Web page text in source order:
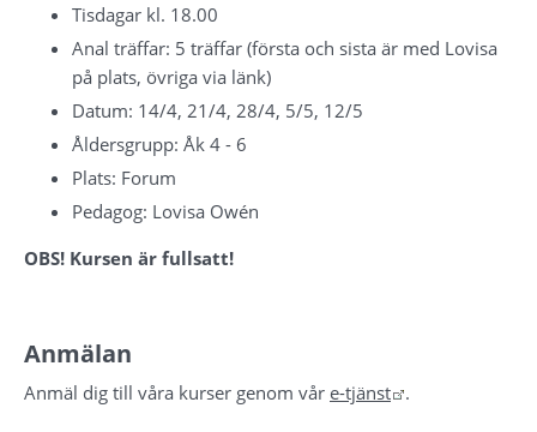
Tisdagar kl. 18.00
Anal träffar: 5 träffar (första och sista är med Lovisa
på plats, övriga via länk)
Datum: 14/4, 21/4, 28/4, 5/5, 12/5
Åldersgrupp: Åk 4 - 6
Plats: Forum
Pedagog: Lovisa Owén
OBS! Kursen är fullsatt!
Anmälan
Anmäl dig till våra kurser genom vår e-tjänst .